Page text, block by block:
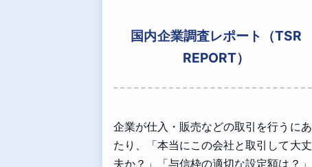
国内企業調査レポート（TSR
REPORT）
企業が仕入・販売などの取引を行うにあ
たり、「本当にこの会社と取引して大丈
夫か？」「与信枠の適切な設定額は？」